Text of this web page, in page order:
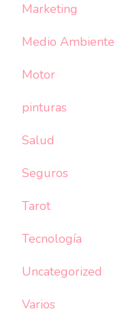
Marketing
Medio Ambiente
Motor
pinturas
Salud
Seguros
Tarot
Tecnología
Uncategorized
Varios